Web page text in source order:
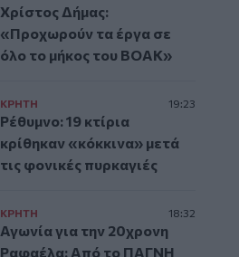
Χρίστος Δήμας:
«Προχωρούν τα έργα σε
όλο το μήκος του ΒΟΑΚ»
ΚΡΗΤΗ 19:23
Ρέθυμνο: 19 κτίρια
κρίθηκαν «κόκκινα» μετά
τις φονικές πυρκαγιές
ΚΡΗΤΗ 18:32
Αγωνία για την 20χρονη
Ραφαέλα: Από το ΠΑΓΝΗ